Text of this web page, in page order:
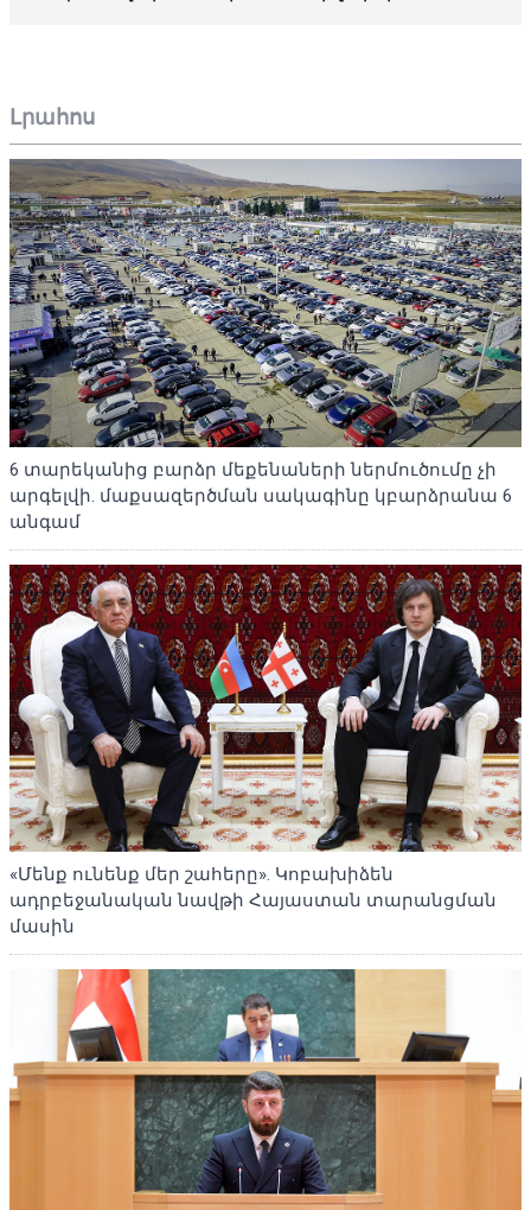
Լրահոս
6 տարեկանից բարձր մեքենաների ներմուծումը չի
արգելվի. մաքսազերծման սակագինը կբարձրանա 6
անգամ
«Մենք ունենք մեր շահերը». Կոբախիձեն
ադրբեջանական նավթի Հայաստան տարանցման
մասին